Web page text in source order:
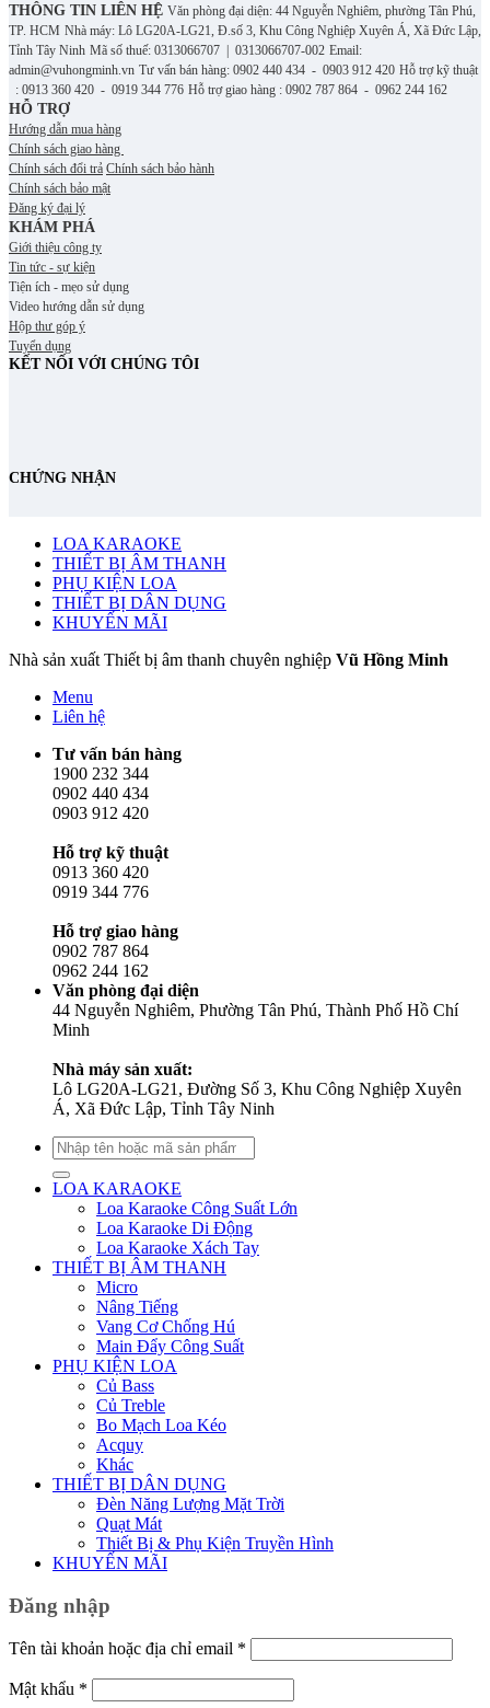
THÔNG TIN LIÊN HỆ Văn phòng đại diện: 44 Nguyễn Nghiêm, phường Tân Phú,
TP. HCM Nhà máy: Lô LG20A-LG21, Đ.số 3, Khu Công Nghiệp Xuyên Á, Xã Đức Lập,
Tỉnh Tây Ninh Mã số thuế: 0313066707 | 0313066707-002 Email:
admin@vuhongminh.vn Tư vấn bán hàng: 0902 440 434 - 0903 912 420 Hỗ trợ kỹ thuật
: 0913 360 420 - 0919 344 776 Hỗ trợ giao hàng : 0902 787 864 - 0962 244 162
HỖ TRỢ
Hướng dẫn mua hàng
Chính sách giao hàng
Chính sách đổi trả Chính sách bảo hành
Chính sách bảo mật
Đăng ký đại lý
KHÁM PHÁ
Giới thiệu công ty
Tin tức - sự kiện
Tiện ích - mẹo sử dụng
Video hướng dẫn sử dụng
Hộp thư góp ý
Tuyển dụng
KẾT NỐI VỚI CHÚNG TÔI
CHỨNG NHẬN
LOA KARAOKE
THIẾT BỊ ÂM THANH
PHỤ KIỆN LOA
THIẾT BỊ DÂN DỤNG
KHUYẾN MÃI
Nhà sản xuất Thiết bị âm thanh chuyên nghiệp Vũ Hồng Minh
Menu
Liên hệ
Tư vấn bán hàng
1900 232 344
0902 440 434
0903 912 420
Hỗ trợ kỹ thuật
0913 360 420
0919 344 776
Hỗ trợ giao hàng
0902 787 864
0962 244 162
Văn phòng đại diện
44 Nguyễn Nghiêm, Phường Tân Phú, Thành Phố Hồ Chí
Minh
Nhà máy sản xuất:
Lô LG20A-LG21, Đường Số 3, Khu Công Nghiệp Xuyên
Á, Xã Đức Lập, Tỉnh Tây Ninh
Tìm
kiếm:
LOA KARAOKE
Loa Karaoke Công Suất Lớn
Loa Karaoke Di Động
Loa Karaoke Xách Tay
THIẾT BỊ ÂM THANH
Micro
Nâng Tiếng
Vang Cơ Chống Hú
Main Đẩy Công Suất
PHỤ KIỆN LOA
Củ Bass
Củ Treble
Bo Mạch Loa Kéo
Acquy
Khác
THIẾT BỊ DÂN DỤNG
Đèn Năng Lượng Mặt Trời
Quạt Mát
Thiết Bị & Phụ Kiện Truyền Hình
KHUYẾN MÃI
Đăng nhập
Tên tài khoản hoặc địa chỉ email *
buộc
Mật khẩu *